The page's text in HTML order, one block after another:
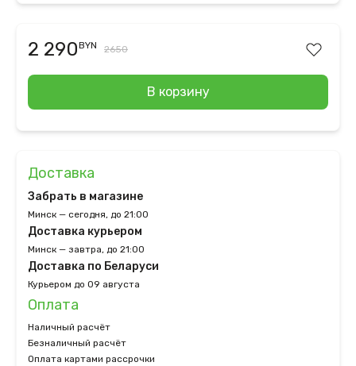
2 290BYN 2650
В корзину
Доставка
Забрать в магазине
Минск — сегодня, до 21:00
Доставка курьером
Минск — завтра, до 21:00
Доставка по Беларуси
Курьером до 09 августа
Оплата
Наличный расчёт
Безналичный расчёт
Оплата картами рассрочки